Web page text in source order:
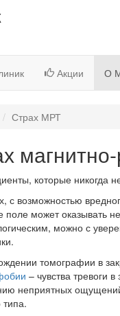
Акции О
Страх МРТ
которые никогда
с возможностью
поле может оказывать
можно с
томографии в
– чувства тревоги
неприятных
типа.